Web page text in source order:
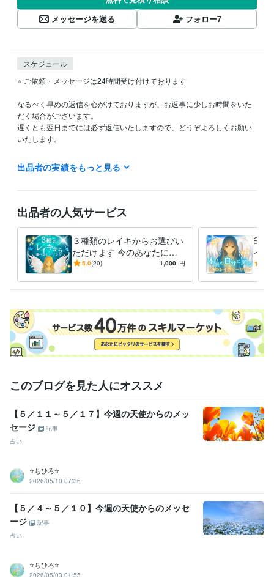
メッセージを送る
フォロー7
スケジュール
⭐️ ご依頼・メッセージは24時間受け付けております
なるべく早めの返信を心がけておりますが、お返事に少しお時間をいた
だく場合がございます。
遅くとも翌日までには必ず返信いたしますので、どうぞよろしくお願い
いたします。
医療・介護 / 看護師 経験年数 : 15年
得意分野
占い レイキヒーリング
占い エンジェルカードリーディング
出品者の実績をもっと見る
出品者の人気サービス
３種類のレイキからお選びい
ただけます 今のあなたにぴ
ったりの癒しをお届けします
5.0(20) 1,000 円
臼井
イキ
アル
このブログを見た人にオススメ
【５／１１～５／１７】今週の天使からのメッ
セージ
記事
占い
⭐️ちひろ⭐️
2026/05/10 07:36
【５／４～５／１０】今週の天使からのメッセ
ージ
記事
占い
⭐️ちひろ⭐️
2026/05/03 01:55